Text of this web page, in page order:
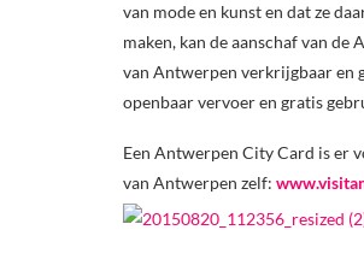
van mode en kunst en dat ze
maken, kan de aanschaf van
van Antwerpen verkrijgbaar en
openbaar vervoer en gratis
Een Antwerpen City Card is er
van Antwerpen zelf: